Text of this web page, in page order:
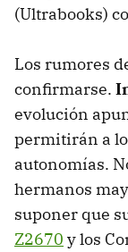
(Ultrabooks)
Los rumores
confirmarse.
evolución
permitirán a
autonomías.
hermanos
suponer que
Z2670 y los